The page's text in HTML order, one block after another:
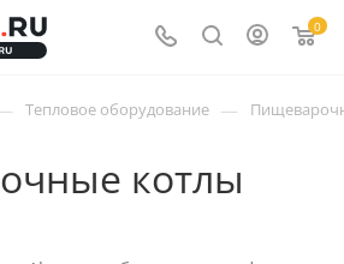
0
Тепловое оборудование —
котлы